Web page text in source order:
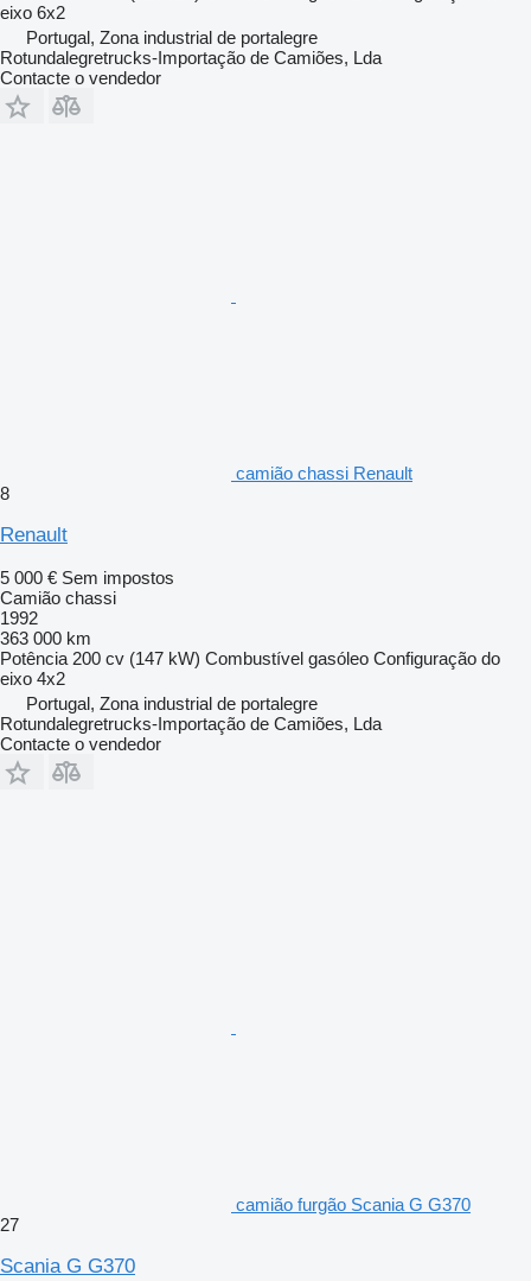
eixo 6x2
Portugal, Zona industrial de portalegre
Rotundalegretrucks-Importação de Camiões, Lda
Contacte o vendedor
camião chassi Renault
8
Renault
5 000 € Sem impostos
Camião chassi
1992
363 000 km
Potência 200 cv (147 kW) Combustível gasóleo Configuração do
eixo 4x2
Portugal, Zona industrial de portalegre
Rotundalegretrucks-Importação de Camiões, Lda
Contacte o vendedor
camião furgão Scania G G370
27
Scania G G370